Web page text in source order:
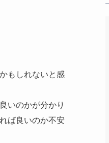
もしれないと感
いのかが分かり
ば良いのか不安